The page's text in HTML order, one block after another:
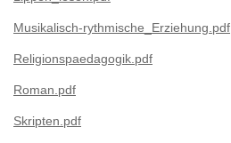
Musikalisch-rythmische_Erziehung.pdf
Religionspaedagogik.pdf
Roman.pdf
Skripten.pdf